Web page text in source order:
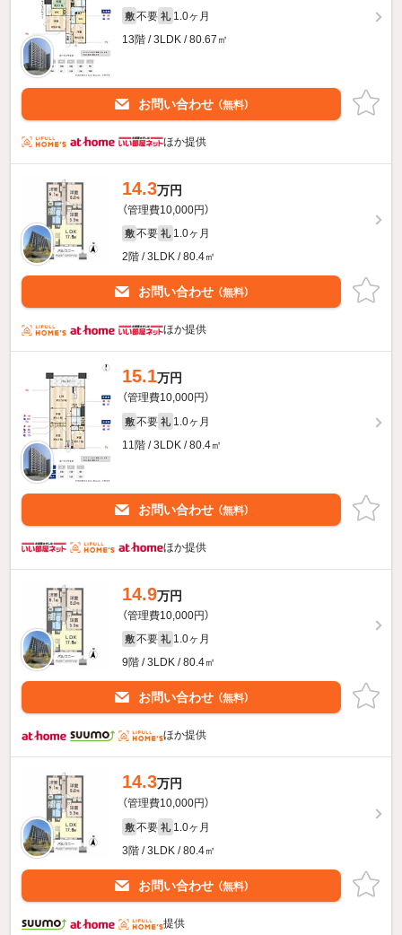
敷 不要 礼 1.0ヶ月
13階 / 3LDK / 80.67㎡
お問い合わせ （無料）
ほか提供
14.3万円
（管理費10,000円）
敷 不要 礼 1.0ヶ月
2階 / 3LDK / 80.4㎡
お問い合わせ （無料）
ほか提供
15.1万円
（管理費10,000円）
敷 不要 礼 1.0ヶ月
11階 / 3LDK / 80.4㎡
お問い合わせ （無料）
ほか提供
14.9万円
（管理費10,000円）
敷 不要 礼 1.0ヶ月
9階 / 3LDK / 80.4㎡
お問い合わせ （無料）
ほか提供
14.3万円
（管理費10,000円）
敷 不要 礼 1.0ヶ月
3階 / 3LDK / 80.4㎡
お問い合わせ （無料）
提供